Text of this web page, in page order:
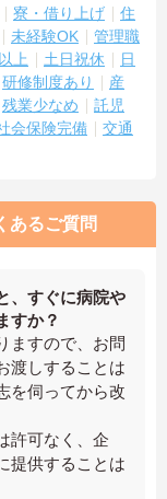
寮・借り上げ
住
未経験OK
管理職
上 土日祝休
日
研修制度あり
産
残業少なめ
託児
会保険完備
交通
あるご質問
、すぐに病院や
すか？
ますので、お問
渡しすることは
を伺ってから改
許可なく、企
提供することは